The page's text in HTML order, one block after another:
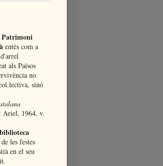
Patrimoni
entès com a
als Països
no
sinó
Ariel, 1964, v.
biblioteca
les festes
en el seu